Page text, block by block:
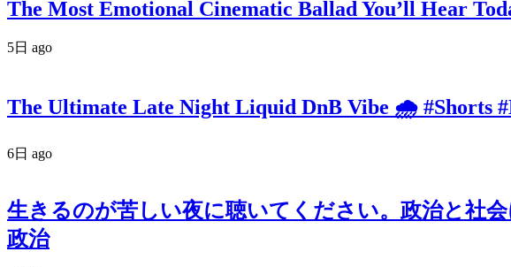
The Most Emotional Cinematic Ballad You’ll Hear
5日 ago
The Ultimate Late Night Liquid DnB Vibe 🌧️ #Shorts
6日 ago
生きるのが苦しい夜に聴いてください。政治と社
政治